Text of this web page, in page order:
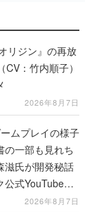
リジン』の再放
：竹内順子）
2026年8月7日
ムプレイの様子
の一部も見れち
滋氏が開発秘話
公式YouTubeで
2026年8月7日